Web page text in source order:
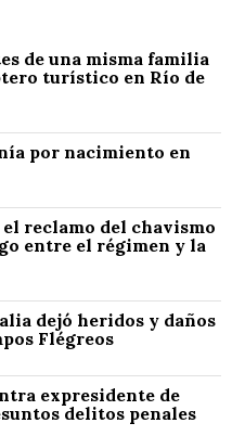
de una misma familia
turístico en Río de
por nacimiento en
reclamo del chavismo
entre el régimen y la
dejó heridos y daños
Flégreos
expresidente de
delitos penales